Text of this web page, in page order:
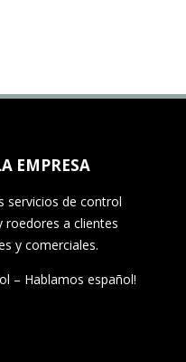
EMPRESA
servicios de control
roedores a clientes
y comerciales.
– Hablamos español!